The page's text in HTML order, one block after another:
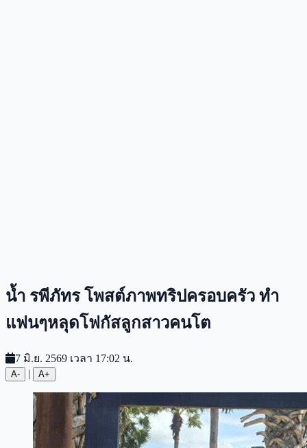
น้ำ รพีภัทร โพสต์ภาพทริปครอบครัว ทำ
แฟนๆหลุดโฟกัสลูกสาวคนโต
7 มิ.ย. 2569 เวลา 17:02 น.
A- | A+